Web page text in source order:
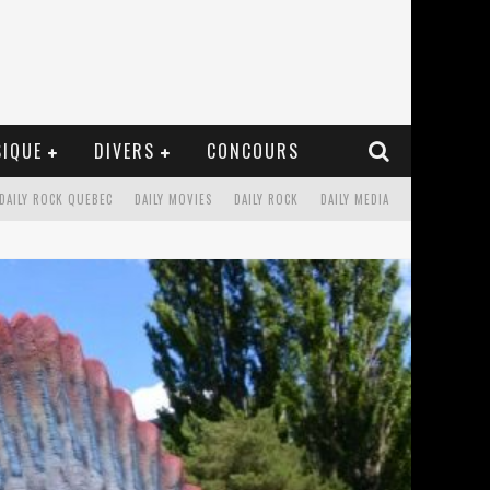
DIVERS CONCOURS
DAILY MEDIA
DAILY ROCK
DAILY MOVIES
DAILY ROCK QUEBEC